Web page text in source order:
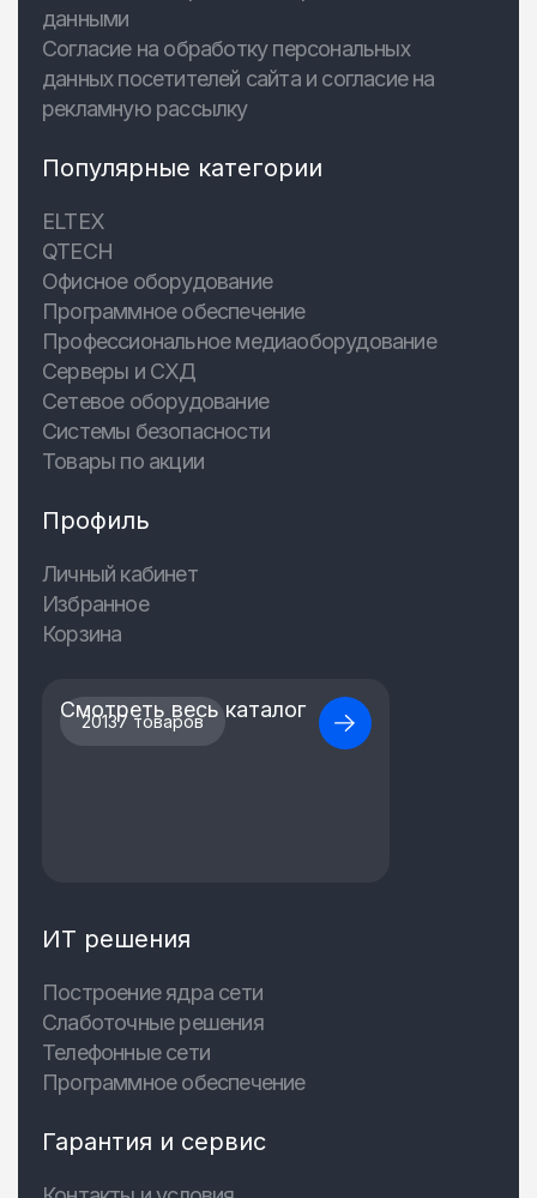
данными
Согласие на обработку персональных
данных посетителей сайта и согласие на
рекламную рассылку
Популярные категории
ELTEX
QTECH
Офисное оборудование
Программное обеспечение
Профессиональное медиаоборудование
Серверы и СХД
Сетевое оборудование
Системы безопасности
Товары по акции
Профиль
Личный кабинет
Избранное
Корзина
20137 товаров
Смотреть весь каталог
ИТ решения
Построение ядра сети
Слаботочные решения
Телефонные сети
Программное обеспечение
Гарантия и сервис